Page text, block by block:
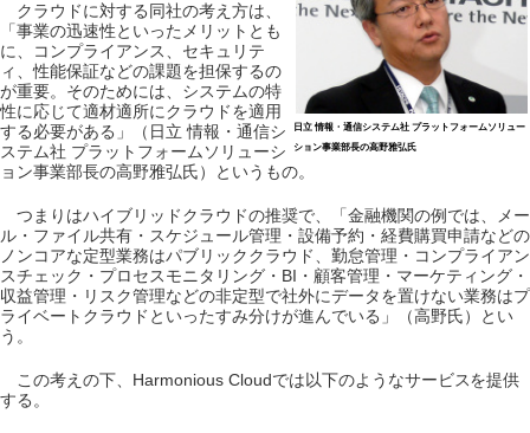
日立 情報・通信システム社 プラットフォームソリュー
ション事業部長の高野雅弘氏
クラウドに対する同社の考え方は、
「事業の迅速性といったメリットとも
に、コンプライアンス、セキュリテ
ィ、性能保証などの課題を担保するの
が重要。そのためには、システムの特
性に応じて適材適所にクラウドを適用
する必要がある」（日立 情報・通信シ
ステム社 プラットフォームソリューシ
ョン事業部長の高野雅弘氏）というもの。
つまりはハイブリッドクラウドの推奨で、「金融機関の例では、メー
ル・ファイル共有・スケジュール管理・設備予約・経費購買申請などの
ノンコアな定型業務はパブリッククラウド、勤怠管理・コンプライアン
スチェック・プロセスモニタリング・BI・顧客管理・マーケティング・
収益管理・リスク管理などの非定型で社外にデータを置けない業務はプ
ライベートクラウドといったすみ分けが進んでいる」（高野氏）とい
う。
この考えの下、Harmonious Cloudでは以下のようなサービスを提供
する。